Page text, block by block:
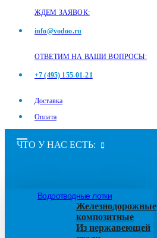
ЖДЕМ ЗАЯВОК:
info@vodoo.ru
ОТВЕТИМ НА ВАШИ ВОПРОСЫ:
+7 (495) 155-01-21
Доставка
Оплата
ЧТО У НАС ЕСТЬ:
Водоотводные лотки
Железнодорожные
композитные
Из нержавеющей